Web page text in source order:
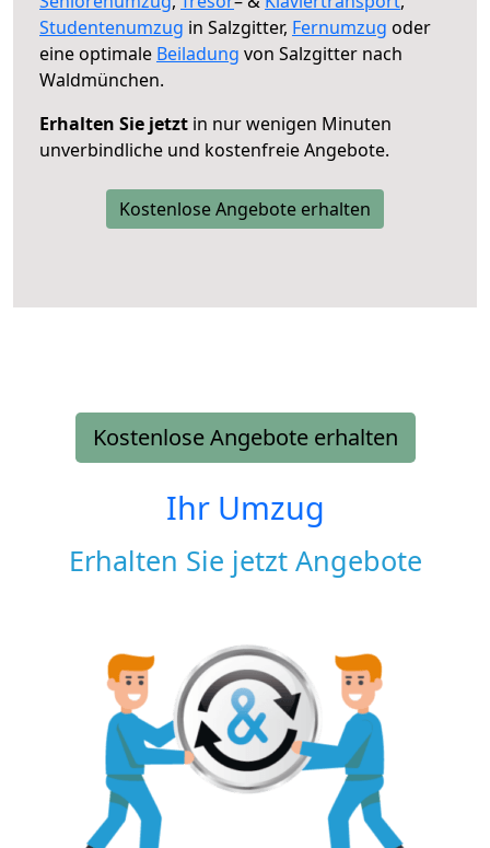
Studentenumzug in Salzgitter, Fernumzug oder
eine optimale Beiladung von Salzgitter nach
Waldmünchen.
Erhalten Sie jetzt in nur wenigen Minuten
unverbindliche und kostenfreie Angebote.
Kostenlose Angebote erhalten
Kostenlose Angebote erhalten
Ihr Umzug
Erhalten Sie jetzt Angebote